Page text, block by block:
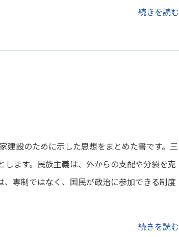
続きを読む
建設のために示した思想をまとめた書です。三
ます。民族主義は、外からの支配や分裂を克
専制ではなく、国民が政治に参加できる制度
続きを読む